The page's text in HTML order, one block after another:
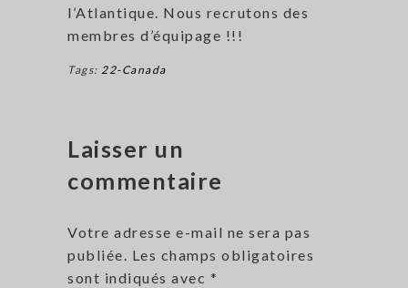
l’Atlantique. Nous recrutons des
membres d’équipage !!!
Tags: 22-Canada
Laisser un
commentaire
Votre adresse e-mail ne sera pas
publiée. Les champs obligatoires
sont indiqués avec *